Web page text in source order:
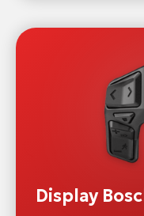
Display